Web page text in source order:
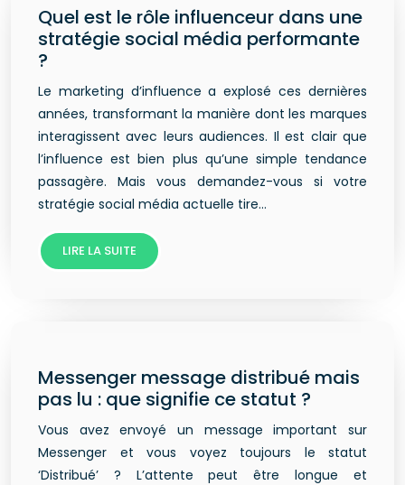
Quel est le rôle influenceur dans une
stratégie social média performante
?
Le marketing d’influence a explosé ces dernières
années, transformant la manière dont les marques
interagissent avec leurs audiences. Il est clair que
l’influence est bien plus qu’une simple tendance
passagère. Mais vous demandez-vous si votre
stratégie social média actuelle tire…
LIRE LA SUITE
Messenger message distribué mais
pas lu : que signifie ce statut ?
Vous avez envoyé un message important sur
Messenger et vous voyez toujours le statut
‘Distribué’ ? L’attente peut être longue et